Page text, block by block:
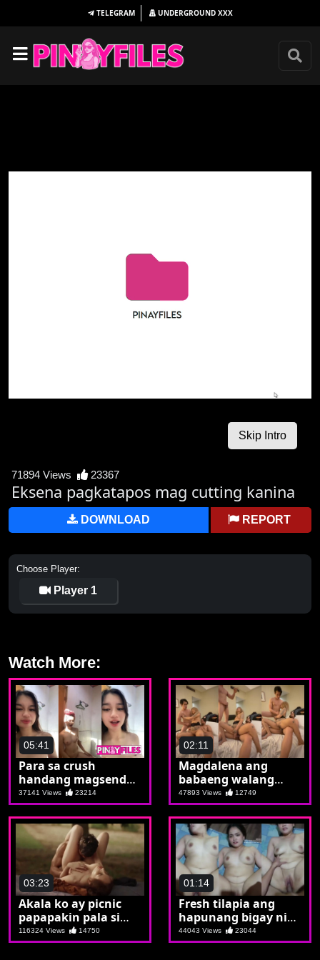
TELEGRAM UNDERGROUND XXX
71894 Views 23367
Eksena pagkatapos mag cutting kanina
DOWNLOAD REPORT
Choose Player:
Player 1
Watch More:
05:41
Para sa crush
handang magsend
ng nude si Jas
37141 Views 23214
02:11
Magdalena ang
babaeng walang
pahinga
47893 Views 12749
03:23
Akala ko ay picnic
papapakin pala si
Marivic
116324 Views 14750
01:14
Fresh tilapia ang
hapunang bigay ni
Pia
44043 Views 23044